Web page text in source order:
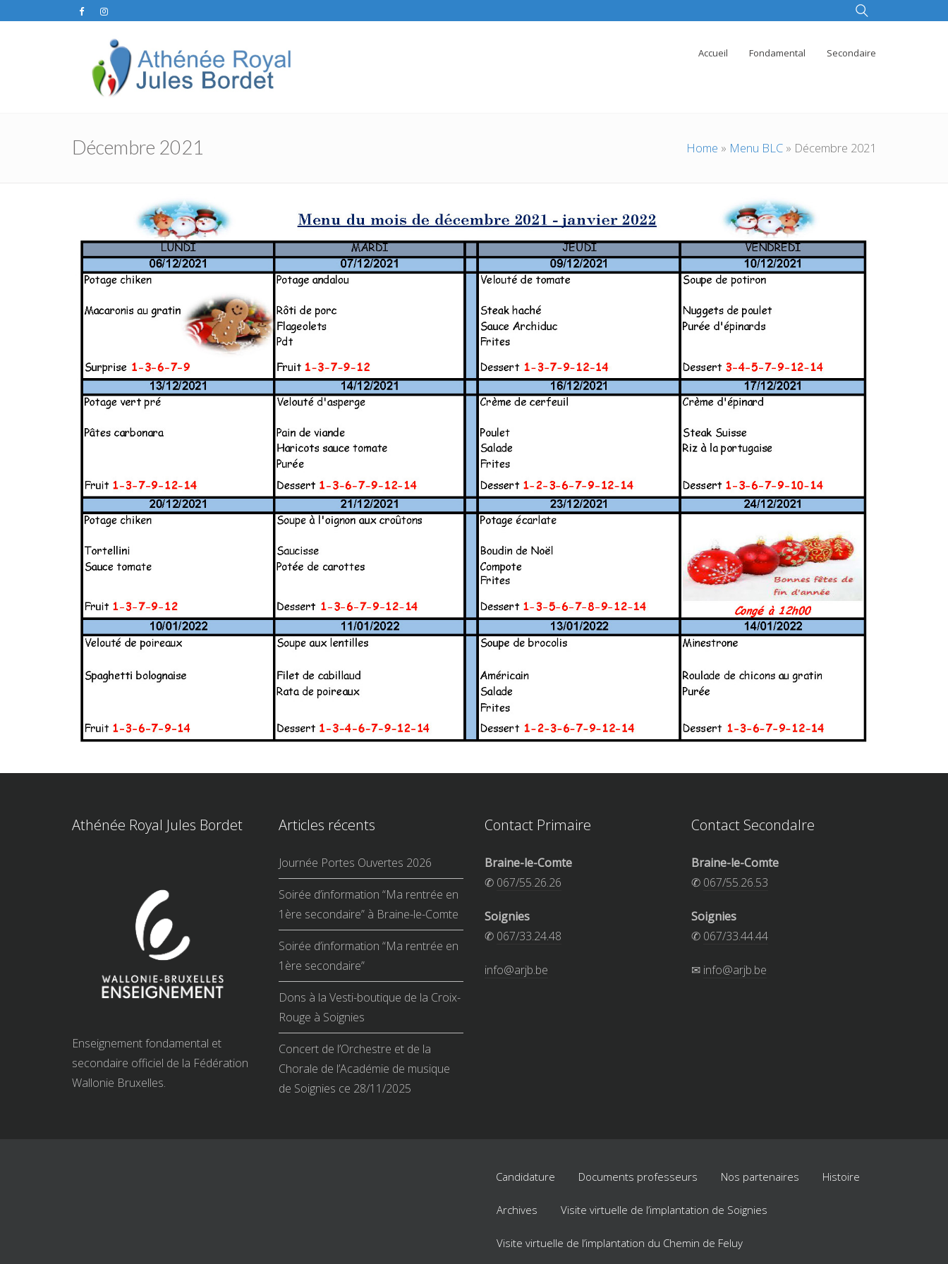
Accueil Fondamental Secondaire
Décembre 2021 Home » Menu BLC » Décembre 2021
Athénée Royal Jules Bordet
Enseignement fondamental et
secondaire officiel de la Fédération
Wallonie Bruxelles.
Articles récents
Journée Portes Ouvertes 2026
Soirée d’information “Ma rentrée en
1ère secondaire” à Braine-le-Comte
Soirée d’information “Ma rentrée en
1ère secondaire”
Dons à la Vesti-boutique de la Croix-
Rouge à Soignies
Concert de l’Orchestre et de la
Chorale de l’Académie de musique
de Soignies ce 28/11/2025
Contact Primaire
Braine-le-Comte
✆ 067/55.26.26
Soignies
✆ 067/33.24.48
info@arjb.be
Contact Secondalre
Braine-le-Comte
✆ 067/55.26.53
Soignies
✆ 067/33.44.44
✉ info@arjb.be
Candidature Documents professeurs Nos partenaires Histoire
Archives Visite virtuelle de l’implantation de Soignies
Visite virtuelle de l’implantation du Chemin de Feluy